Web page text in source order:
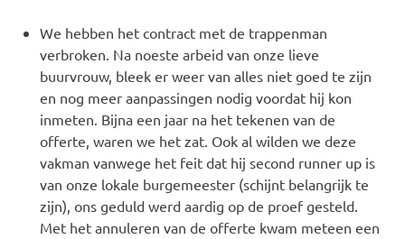
We hebben het contract met de trappenman
verbroken. Na noeste arbeid van onze lieve
buurvrouw, bleek er weer van alles niet goed te zijn
en nog meer aanpassingen nodig voordat hij kon
inmeten. Bijna een jaar na het tekenen van de
offerte, waren we het zat. Ook al wilden we deze
vakman vanwege het feit dat hij second runner up is
van onze lokale burgemeester (schijnt belangrijk te
zijn), ons geduld werd aardig op de proef gesteld.
Met het annuleren van de offerte kwam meteen een